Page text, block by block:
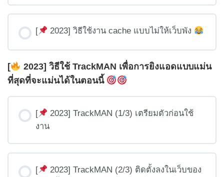
[ 2023] วิธีใช้งาน cache แบบไม่ให้เว็บพัง
[
2023] วิธีใช้ TrackMAN เพื่อการยิงแอดแบบแม่น
ที่สุดที่จะแม่นได้ในตอนนี้
[
2023] TrackMAN (1/3) เตรียมตัวก่อนใช้
งาน
[
2023] TrackMAN (2/3) ติดตั้งลงในเว็บของ